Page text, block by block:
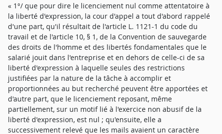
« 1°/ que pour dire le licenciement nul comme attentatoire à
la liberté d'expression, la cour d'appel a tout d'abord rappelé
d'une part, qu'il résultait de l'article L. 1121-1 du code du
travail et de l'article 10, § 1, de la Convention de sauvegarde
des droits de l'homme et des libertés fondamentales que le
salarié jouit dans l'entreprise et en dehors de celle-ci de sa
liberté d'expression à laquelle seules des restrictions
justifiées par la nature de la tâche à accomplir et
proportionnées au but recherché peuvent être apportées et
d'autre part, que le licenciement reposant, même
partiellement, sur un motif lié à l'exercice non abusif de la
liberté d'expression, est nul ; qu'ensuite, elle a
successivement relevé que les mails avaient un caractère